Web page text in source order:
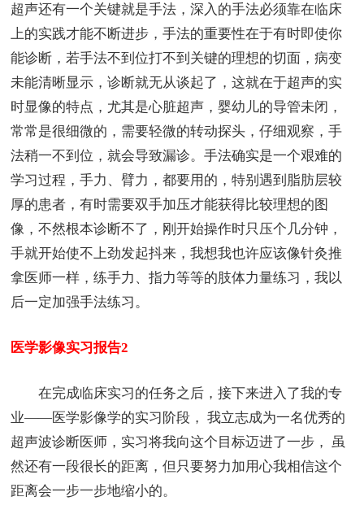
超声还有一个关键就是手法，深入的手法必须靠在临床
上的实践才能不断进步，手法的重要性在于有时即使你
能诊断，若手法不到位打不到关键的理想的切面，病变
未能清晰显示，诊断就无从谈起了，这就在于超声的实
时显像的特点，尤其是心脏超声，婴幼儿的导管未闭，
常常是很细微的，需要轻微的转动探头，仔细观察，手
法稍一不到位，就会导致漏诊。手法确实是一个艰难的
学习过程，手力、臂力，都要用的，特别遇到脂肪层较
厚的患者，有时需要双手加压才能获得比较理想的图
像，不然根本诊断不了，刚开始操作时只压个几分钟，
手就开始使不上劲发起抖来，我想我也许应该像针灸推
拿医师一样，练手力、指力等等的肢体力量练习，我以
后一定加强手法练习。
医学影像实习报告2
在完成临床实习的任务之后，接下来进入了我的专
业——医学影像学的实习阶段， 我立志成为一名优秀的
超声波诊断医师，实习将我向这个目标迈进了一步， 虽
然还有一段很长的距离，但只要努力加用心我相信这个
距离会一步一步地缩小的。